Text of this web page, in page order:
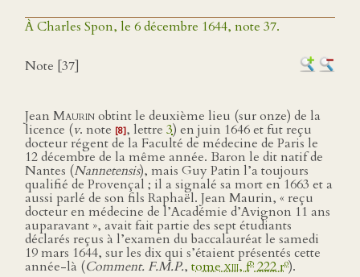
À Charles Spon, le 6 décembre 1644, note 37.
Note [37]
Jean Maurinobtint le deuxième lieu (sur onze) de la
licence (v. note [8], lettre 3) en juin 1646 et fut reçu
docteur régent de la Faculté de médecine de Paris le
12 décembre de la même année. Baron le dit natif de
Nantes (Nannetensis), mais Guy Patin l’a toujours
qualifié de Provençal ; il a signalé sa mort en 1663 et a
aussi parlé de son fils Raphaël. Jean Maurin, « reçu
docteur en médecine de l’Académie d’Avignon 11 ans
auparavant », avait fait partie des sept étudiants
déclarés reçus à l’examen du baccalauréat le samedi
19 mars 1644, sur les dix qui s’étaient présentés cette
année-là (Comment. F.M.P., tomexiii, fo222 ro).